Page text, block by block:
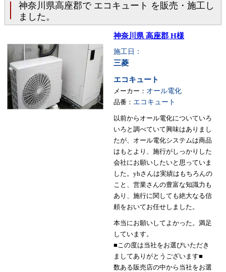
神奈川県高座郡で エコキュート を販売・施工し
ました。
神奈川県 高座郡 H様
施工日：
三菱
エコキュート
メーカー： オール電化
品番： エコキュート
以前からオール電化についていろ
いろと調べていて興味はありまし
たが、オール電化システムは商品
はもとより、施行がしっかりした
会社にお願いしたいと思っていま
した。yhさんは実績はもちろんの
こと、営業さんの豊富な知識力も
あり、施行に関しても絶大なる信
頼をおいてお任せしました。
本当にお願いしてよかった。満足
しています。
■この度は当社をお選びいただき
ましてありがとうございます■
数ある販売店の中から当社をお選